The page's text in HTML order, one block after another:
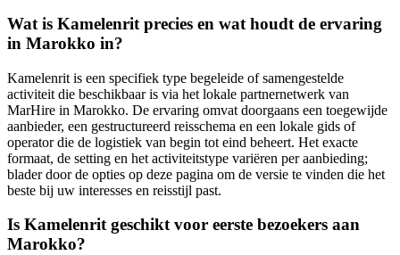
Wat is Kamelenrit precies en wat houdt de ervaring
in Marokko in?
Kamelenrit is een specifiek type begeleide of samengestelde
activiteit die beschikbaar is via het lokale partnernetwerk van
MarHire in Marokko. De ervaring omvat doorgaans een toegewijde
aanbieder, een gestructureerd reisschema en een lokale gids of
operator die de logistiek van begin tot eind beheert. Het exacte
formaat, de setting en het activiteitstype variëren per aanbieding;
blader door de opties op deze pagina om de versie te vinden die het
beste bij uw interesses en reisstijl past.
Is Kamelenrit geschikt voor eerste bezoekers aan
Marokko?